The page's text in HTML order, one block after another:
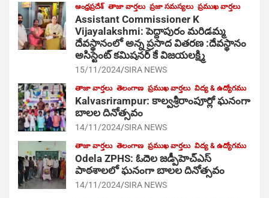
ఆంధ్రప్రదేశ్ తాజా వార్తలు ప్రజా సమస్యలు ప్రముఖ వార్తలు
Assistant Commissioner K
Vijayalakshmi: పెద్దాపురం మరిడమ్మ
దేవస్థానంలో అన్న ప్రసాద వితరణ :దేవస్థానం
అసిస్టెంట్ కమిషనర్ కే విజయలక్ష్మి
15/11/2024 SIRA NEWS
తాజా వార్తలు తెలంగాణ ప్రముఖ వార్తలు విద్య & ఉద్యోగము
Kalvasrirampur: కాల్వశ్రీరాంపూర్లో ఘనంగా
బాలల దినోత్సవం
14/11/2024 SIRA NEWS
తాజా వార్తలు తెలంగాణ ప్రముఖ వార్తలు విద్య & ఉద్యోగము
Odela ZPHS: ఓదెల జ‌డ్పీహెచ్ఎస్
పాఠ‌శాల‌లో ఘనంగా బాలల దినోత్సవం
14/11/2024 SIRA NEWS